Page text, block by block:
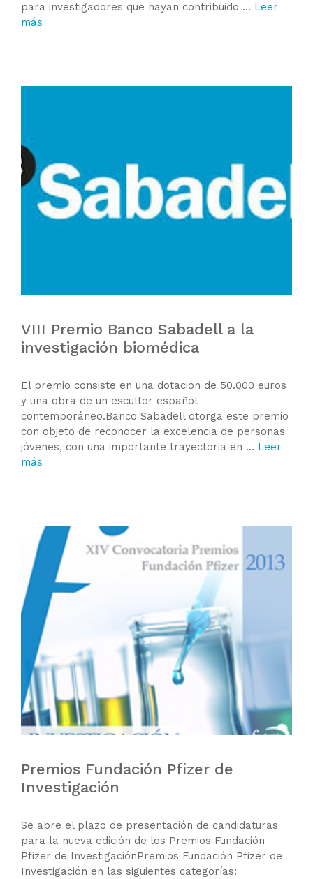
para investigadores que hayan contribuido … Leer
más
VIII Premio Banco Sabadell a la
investigación biomédica
El premio consiste en una dotación de 50.000 euros
y una obra de un escultor español
contemporáneo.Banco Sabadell otorga este premio
con objeto de reconocer la excelencia de personas
jóvenes, con una importante trayectoria en … Leer
más
Premios Fundación Pfizer de
Investigación
Se abre el plazo de presentación de candidaturas
para la nueva edición de los Premios Fundación
Pfizer de InvestigaciónPremios Fundación Pfizer de
Investigación en las siguientes categorías: